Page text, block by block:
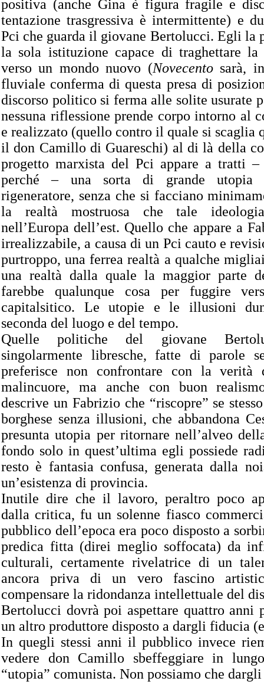
positiva (anche Gina è figura fragile e
tentazione trasgressiva è intermittente) e
Pci che guarda il giovane Bertolucci. Egli la
la sola istituzione capace di traghettare la
verso un mondo nuovo (Novecentosarà,
fluviale conferma di questa presa di
discorso politico si ferma alle solite usurate
nessuna riflessione prende corpo intorno al
e realizzato (quello contro il quale si scaglia
il don Camillo di Guareschi) al di là della
progetto marxista del Pci appare a tratti –
perché – una sorta di grande
rigeneratore, senza che si facciano
la realtà mostruosa che tale
nell’Europa dell’est. Quello che appare a
irrealizzabile, a causa di un Pci cauto e
purtroppo, una ferrea realtà a qualche
una realtà dalla quale la maggior parte
farebbe qualunque cosa per fuggire
capitalsitico. Le utopie e le illusioni
seconda del luogo e del tempo.
Quelle politiche del giovane
singolarmente libresche, fatte di parole
preferisce non confrontare con la verità
malincuore, ma anche con buon
descrive un Fabrizio che “riscopre” se
borghese senza illusioni, che abbandona
presunta utopia per ritornare nell’alveo
fondo solo in quest’ultima egli possiede
resto è fantasia confusa, generata dalla
un’esistenza di provincia.
Inutile dire che il lavoro, peraltro poco
dalla critica, fu un solenne fiasco
pubblico dell’epoca era poco disposto a
predica fitta (direi meglio soffocata) da
culturali, certamente rivelatrice di un
ancora priva di un vero fascino
compensare la ridondanza intellettuale del
Bertolucci dovrà poi aspettare quattro anni
un altro produttore disposto a dargli fiducia
In quegli stessi anni il pubblico invece
vedere
don Camillo sbeffeggiare in
“utopia” comunista. Non possiamo che